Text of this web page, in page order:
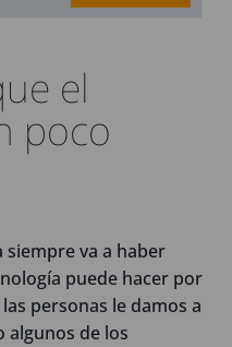
el
poco
siempre va a haber
puede hacer por
personas le damos a
algunos de los